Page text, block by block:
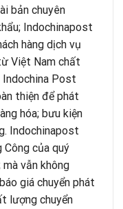
bản chuyên
Indochinapost
hàng dịch vụ
Việt Nam chất
Post
thiện để phát
hóa; bưu kiện
Indochinapost
Công của quý
vẫn không
giá chuyển phát
lượng chuyển